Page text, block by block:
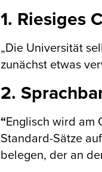
1. Riesiges
„Die Universität
zunächst etwas
2.
“Englisch wird am
Standard-Sätze
belegen, der an